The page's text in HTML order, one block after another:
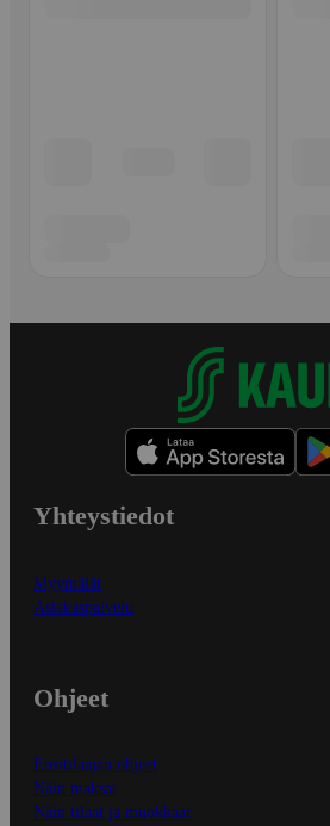
Yhteystiedot
Myymälät
Asiakaspalvelu
Ohjeet
Ensitilaajan ohjeet
Näin maksat
Näin tilaat ja muokkaat